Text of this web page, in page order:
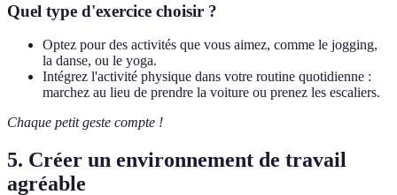
Quel type d'exercice choisir ?
Optez pour des activités que vous aimez, comme le jogging,
la danse, ou le yoga.
Intégrez l'activité physique dans votre routine quotidienne :
marchez au lieu de prendre la voiture ou prenez les escaliers.
Chaque petit geste compte !
5. Créer un environnement de travail
agréable